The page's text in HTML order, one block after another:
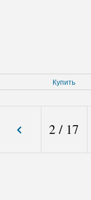
Купить
2 / 17